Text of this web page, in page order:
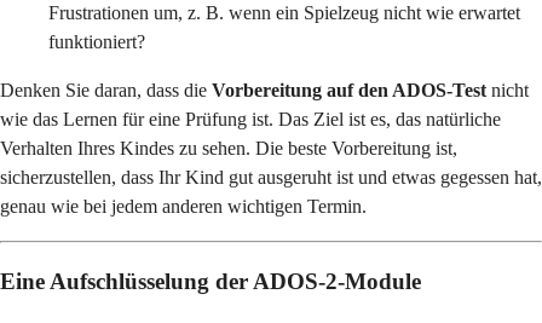
Frustrationen um, z. B. wenn ein Spielzeug nicht wie erwartet
funktioniert?
Denken Sie daran, dass die Vorbereitung auf den ADOS-Test nicht
wie das Lernen für eine Prüfung ist. Das Ziel ist es, das natürliche
Verhalten Ihres Kindes zu sehen. Die beste Vorbereitung ist,
sicherzustellen, dass Ihr Kind gut ausgeruht ist und etwas gegessen hat,
genau wie bei jedem anderen wichtigen Termin.
Eine Aufschlüsselung der ADOS-2-Module